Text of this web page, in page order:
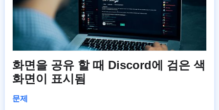
화면을 공유 할 때 Discord에 검은 색
화면이 표시됨
문제